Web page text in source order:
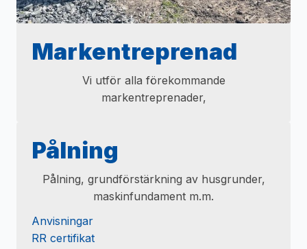
Markentreprenad
Vi utför alla förekommande
markentreprenader,
Pålning
Pålning, grundförstärkning av husgrunder,
maskinfundament m.m.
Anvisningar
RR certifikat